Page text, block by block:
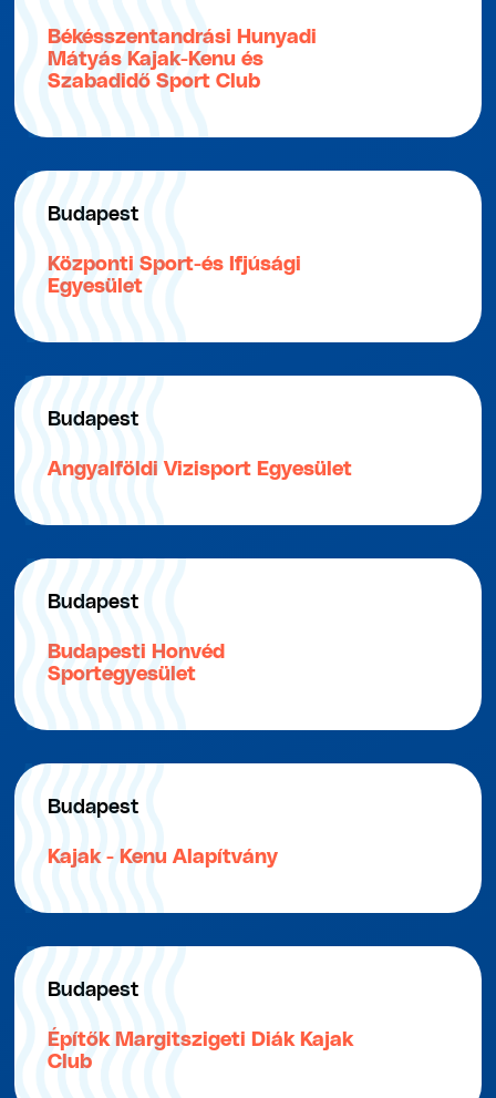
Békésszentandrási Hunyadi
Mátyás Kajak-Kenu és
Szabadidő Sport Club
Budapest
Központi Sport-és Ifjúsági
Egyesület
Budapest
Angyalföldi Vizisport Egyesület
Budapest
Budapesti Honvéd
Sportegyesület
Budapest
Kajak - Kenu Alapítvány
Budapest
Építők Margitszigeti Diák Kajak
Club